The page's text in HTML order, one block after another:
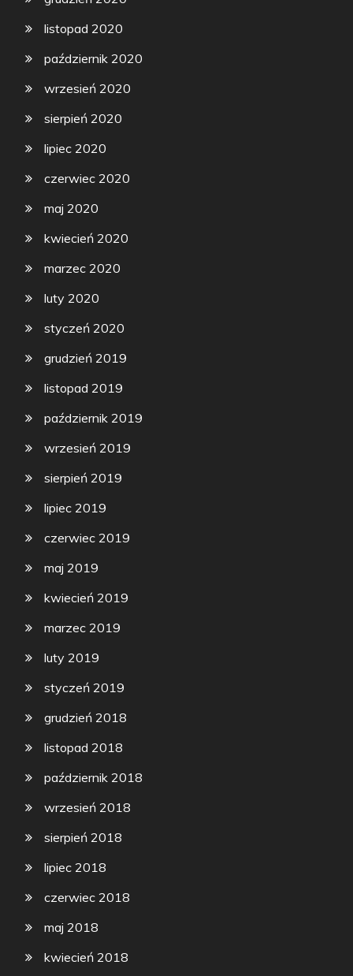
listopad 2020
październik 2020
wrzesień 2020
sierpień 2020
lipiec 2020
czerwiec 2020
maj 2020
kwiecień 2020
marzec 2020
luty 2020
styczeń 2020
grudzień 2019
listopad 2019
październik 2019
wrzesień 2019
sierpień 2019
lipiec 2019
czerwiec 2019
maj 2019
kwiecień 2019
marzec 2019
luty 2019
styczeń 2019
grudzień 2018
listopad 2018
październik 2018
wrzesień 2018
sierpień 2018
lipiec 2018
czerwiec 2018
maj 2018
kwiecień 2018